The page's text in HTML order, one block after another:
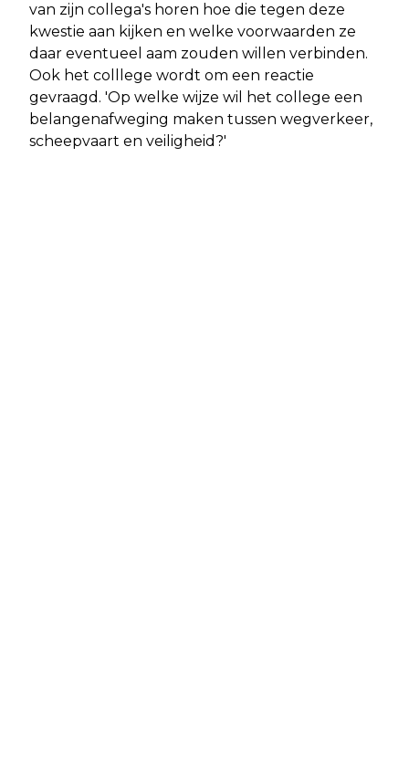
van zijn collega's horen hoe die tegen deze
kwestie aan kijken en welke voorwaarden ze
daar eventueel aam zouden willen verbinden.
Ook het colllege wordt om een reactie
gevraagd. 'Op welke wijze wil het college een
belangenafweging maken tussen wegverkeer,
scheepvaart en veiligheid?'